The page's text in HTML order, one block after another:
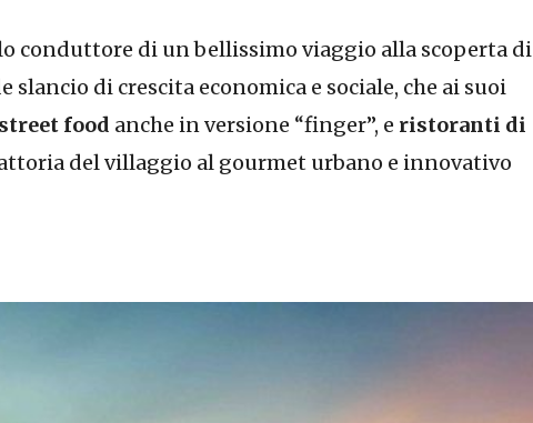
conduttore di un bellissimo viaggio alla scoperta di
slancio di crescita economica e sociale, che ai suoi
food anche in versione “finger”, e ristoranti di
del villaggio al gourmet urbano e innovativo